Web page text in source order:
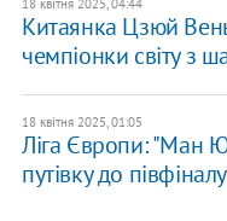
18 квітня 2025, 04:44
Китаянка Цзюй
чемпіонки світу з
18 квітня 2025, 01:05
Ліга Європи: "Ман
путівку до півфіналу